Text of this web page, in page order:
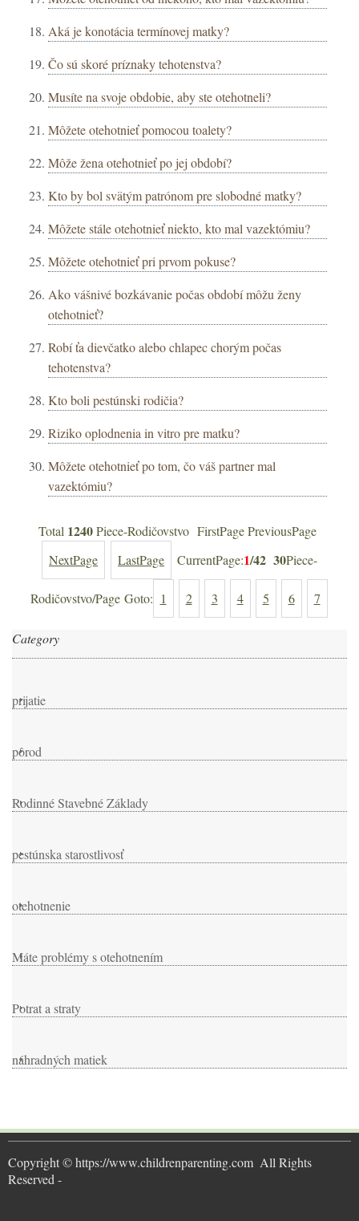
Aká je konotácia termínovej matky?
Čo sú skoré príznaky tehotenstva?
Musíte na svoje obdobie, aby ste otehotneli?
Môžete otehotnieť pomocou toalety?
Môže žena otehotnieť po jej období?
Kto by bol svätým patrónom pre slobodné matky?
Môžete stále otehotnieť niekto, kto mal vazektómiu?
Môžete otehotnieť pri prvom pokuse?
Ako vášnivé bozkávanie počas období môžu ženy
otehotnieť?
Robí ťa dievčatko alebo chlapec chorým počas
tehotenstva?
Kto boli pestúnski rodičia?
Riziko oplodnenia in vitro pre matku?
Môžete otehotnieť po tom, čo váš partner mal
vazektómiu?
Total 1240Piece-Rodičovstvo FirstPage PreviousPage
NextPage
LastPage CurrentPage:1/42 30Piece-
Rodičovstvo/Page Goto: 1 2 3 4 5 6 7
Category
prijatie
pôrod
Rodinné Stavebné Základy
pestúnska starostlivosť
otehotnenie
Máte problémy s otehotnením
Potrat a straty
náhradných matiek
Copyright © https://www.childrenparenting.com  All Rights
Reserved -